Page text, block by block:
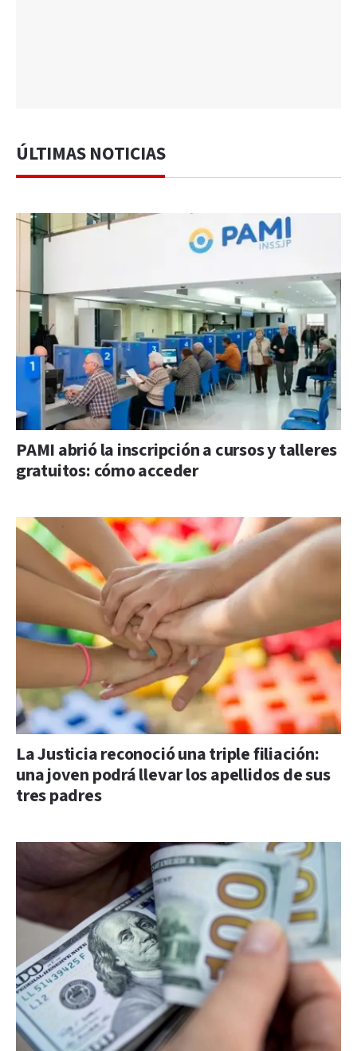
ÚLTIMAS NOTICIAS
PAMI abrió la inscripción a cursos y talleres
gratuitos: cómo acceder
La Justicia reconoció una triple filiación:
una joven podrá llevar los apellidos de sus
tres padres